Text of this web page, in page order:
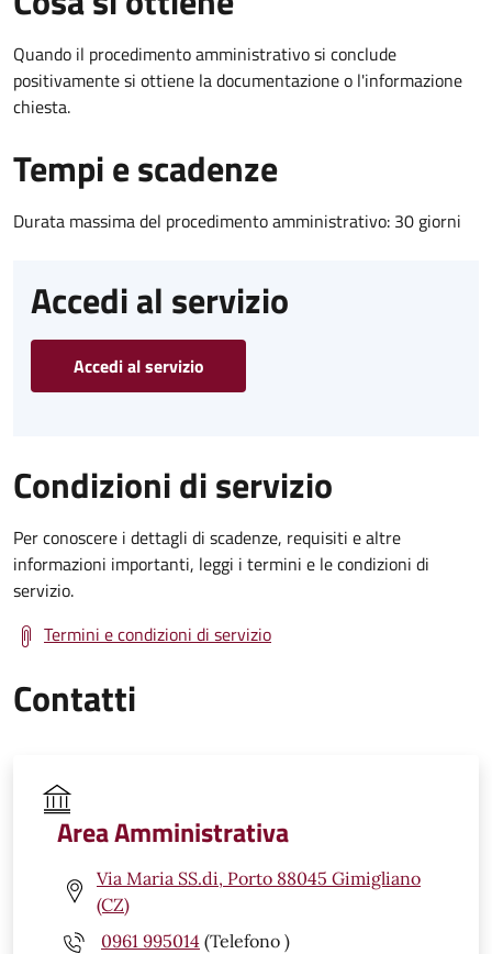
Quando il procedimento amministrativo si conclude
positivamente si ottiene la documentazione o l'informazione
chiesta.
Tempi e scadenze
Durata massima del procedimento amministrativo: 30 giorni
Accedi al servizio
Accedi al servizio
Condizioni di servizio
Per conoscere i dettagli di scadenze, requisiti e altre
informazioni importanti, leggi i termini e le condizioni di
servizio.
Termini e condizioni di servizio
Contatti
Area Amministrativa
Via Maria SS.di, Porto 88045 Gimigliano
(CZ)
0961 995014 (Telefono )